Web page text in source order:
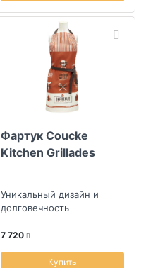
Фартук Coucke
Kitchen Grillades
Уникальный дизайн и
долговечность
7 720
Купить